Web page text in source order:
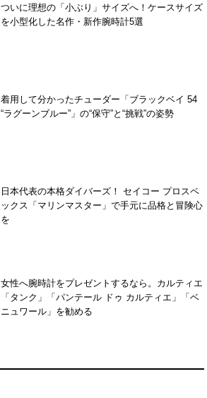
ついに理想の「小ぶり」サイズへ！ケースサイズ
を小型化した名作・新作腕時計5選
着用して分かったチューダー「ブラックベイ 54
“ラグーンブルー”」の“保守”と“挑戦”の姿勢
日本代表の本格ダイバーズ！ セイコー プロスペ
ックス「マリンマスター」で手元に品格と冒険心
を
女性へ腕時計をプレゼントするなら。カルティエ
「タンク」「パンテール ドゥ カルティエ」「ベ
ニュワール」を勧める